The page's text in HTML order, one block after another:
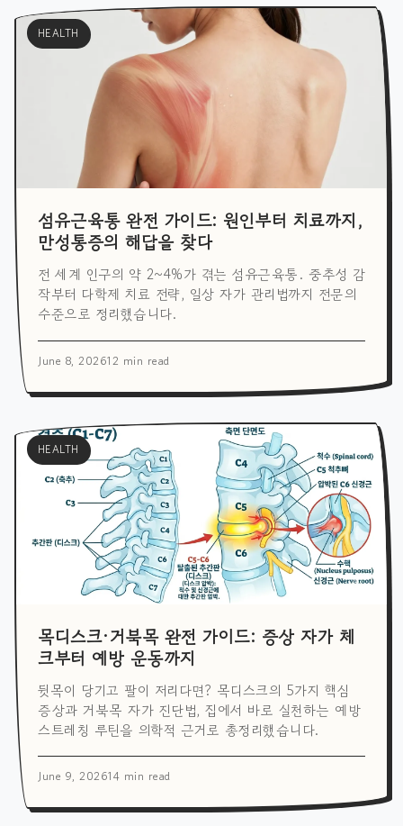
HEALTH
섬유근육통 완전 가이드: 원인부터 치료까지,
만성통증의 해답을 찾다
전 세계 인구의 약 2~4%가 겪는 섬유근육통. 중추성 감
작부터 다학제 치료 전략, 일상 자가 관리법까지 전문의
수준으로 정리했습니다.
June 8, 202612 min read
HEALTH
목디스크·거북목 완전 가이드: 증상 자가 체
크부터 예방 운동까지
뒷목이 당기고 팔이 저리다면? 목디스크의 5가지 핵심
증상과 거북목 자가 진단법, 집에서 바로 실천하는 예방
스트레칭 루틴을 의학적 근거로 총정리했습니다.
June 9, 202614 min read